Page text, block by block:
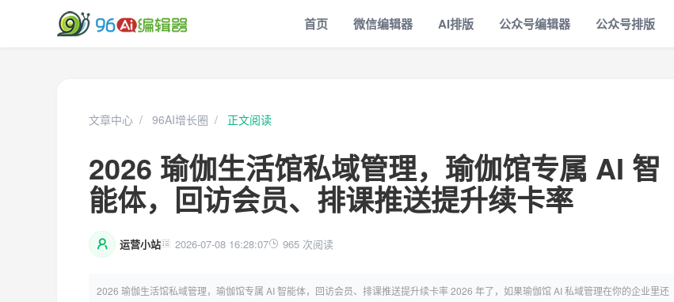
首页 微信编辑器 AI排版 公众号编辑器 公众号排版
文章中心 96AI增长圈 正文阅读
2026 瑜伽生活馆私域管理，瑜伽馆专属 AI 智
能体，回访会员、排课推送提升续卡率
运营小站 2026-07-08 16:28:07 965 次阅读
2026 瑜伽生活馆私域管理，瑜伽馆专属 AI 智能体，回访会员、排课推送提升续卡率 2026 年了，如果瑜伽馆 AI 私域管理在你的企业里还